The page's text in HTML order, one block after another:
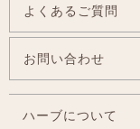
よくあるご質問
お問い合わせ
ハーブについて